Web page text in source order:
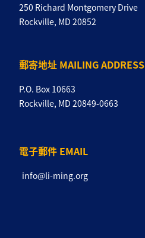
250 Richard Montgomery Drive
Rockville, MD 20852
郵寄地址 MAILING ADDRESS
P.O. Box 10663
Rockville, MD 20849-0663
電子郵件 EMAIL
info@li-ming.org